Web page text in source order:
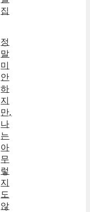
집
정
말
미
안
하
지
만,
나
는
아
무
렇
지
도
않